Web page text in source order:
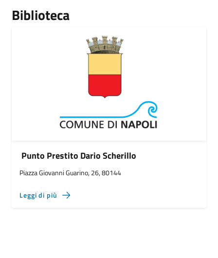
Biblioteca
Punto Prestito Dario Scherillo
Piazza Giovanni Guarino, 26, 80144
Leggi di più